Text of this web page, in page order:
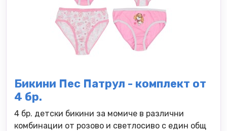
Бикини Пес Патрул - комплект от
4 бр.
4 бр. детски бикини за момиче в различни
комбинации от розово и светлосиво с един общ